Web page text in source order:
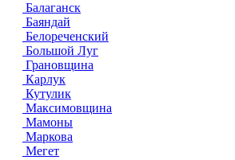
Балаганск
Баяндай
Белореченский
Большой Луг
Грановщина
Карлук
Кутулик
Максимовщина
Мамоны
Маркова
Мегет